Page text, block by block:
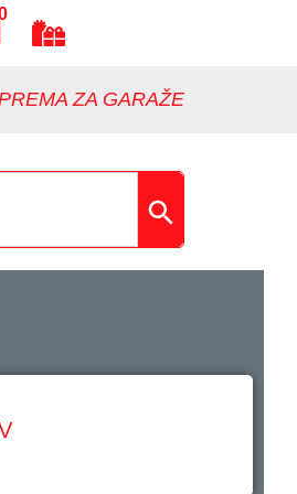
ZA GARAŽE